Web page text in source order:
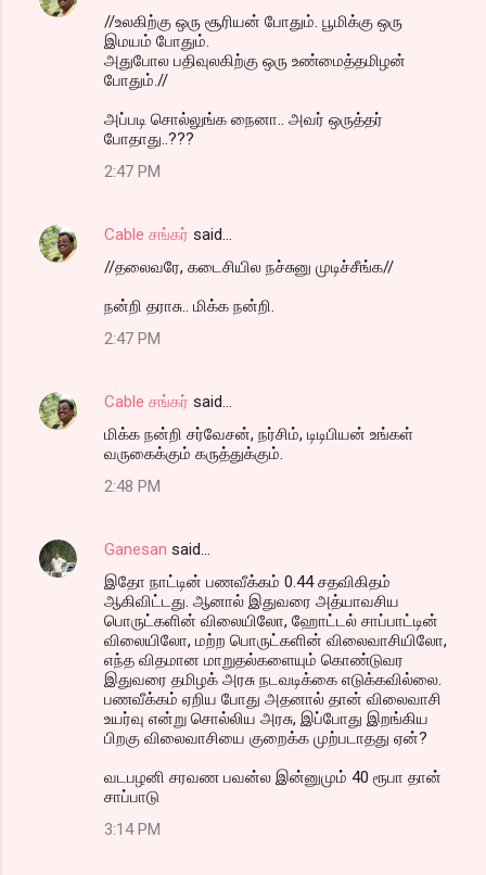
//உலகிற்கு ஒரு சூரியன் போதும். பூமிக்கு ஒரு
இமயம் போதும்.
அதுபோல பதிவுலகிற்கு ஒரு உண்மைத்தமிழன்
போதும்.//
அப்படி சொல்லுங்க நைனா.. அவர் ஒருத்தர்
போதாது..???
2:47 PM
Cable சங்கர் said…
//தலைவரே, கடைசியில நச்சுனு முடிச்சீங்க//
நன்றி தராசு.. மிக்க நன்றி.
2:47 PM
Cable சங்கர் said…
மிக்க நன்றி சர்வேசன், நர்சிம், டிடிபியன் உங்கள்
வருகைக்கும் கருத்துக்கும்.
2:48 PM
Ganesan said…
இதோ நாட்டின் பணவீக்கம் 0.44 சதவிகிதம்
ஆகிவிட்டது. ஆனால் இதுவரை அத்யாவசிய
பொருட்களின் விலையிலோ, ஹோட்டல் சாப்பாட்டின்
விலையிலோ, மற்ற பொருட்களின் விலைவாசியிலோ,
எந்த விதமான மாறுதல்களையும் கொண்டுவர
இதுவரை தமிழக் அரசு நடவடிக்கை எடுக்கவில்லை.
பணவீக்கம் ஏறிய போது அதனால் தான் விலைவாசி
உயர்வு என்று சொல்லிய அரசு, இப்போது இறங்கிய
பிறகு விலைவாசியை குறைக்க முற்படாதது ஏன்?
வடபழனி சரவண பவன்ல இன்னுமும் 40 ரூபா தான்
சாப்பாடு
3:14 PM